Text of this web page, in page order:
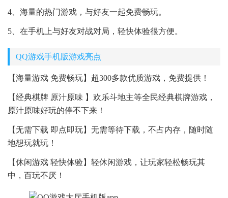
4、海量的热门游戏，与好友一起免费畅玩。
5、在手机上与好友对战对局，轻快体验很方便。
QQ游戏手机版游戏亮点
【海量游戏 免费畅玩】超300多款优质游戏，免费提供！
【经典棋牌 原汁原味 】欢乐斗地主等全民经典棋牌游戏，
原汁原味好玩的停不下来！
【无需下载 即点即玩】无需等待下载，不占内存，随时随
地想玩就玩！
【休闲游戏 轻快体验】轻休闲游戏，让玩家轻松畅玩其
中，百玩不厌！